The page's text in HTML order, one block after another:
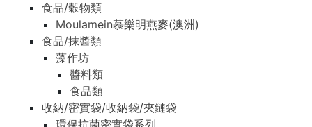
食品/穀物類
Moulamein慕樂明燕麥(澳洲)
食品/抹醬類
藻作坊
醬料類
食品類
收納/密實袋/收納袋/夾鏈袋
環保抗菌密實袋系列